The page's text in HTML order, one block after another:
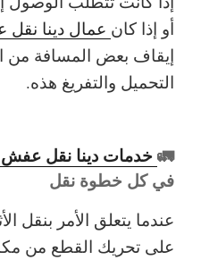
أو إذا كان عمال دينا
إيقاف بعض المسافة من
التحميل والتفريغ هذه.
🚛خدمات دينا نقل عفش
في كل خطوة نقل
عندما يتعلق الأمر بنقل
على تحريك القطع من